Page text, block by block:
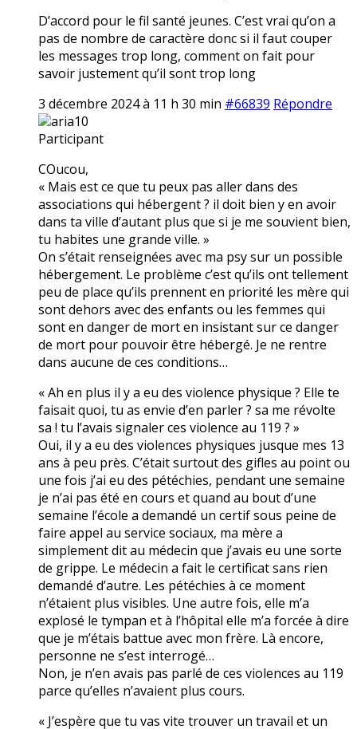
D’accord pour le fil santé jeunes. C’est vrai qu’on a
pas de nombre de caractère donc si il faut couper
les messages trop long, comment on fait pour
savoir justement qu’il sont trop long
3 décembre 2024 à 11 h 30 min #66839 Répondre
aria10
Participant
COucou,
« Mais est ce que tu peux pas aller dans des
associations qui hébergent ? il doit bien y en avoir
dans ta ville d’autant plus que si je me souvient bien,
tu habites une grande ville. »
On s’était renseignées avec ma psy sur un possible
hébergement. Le problème c’est qu’ils ont tellement
peu de place qu’ils prennent en priorité les mère qui
sont dehors avec des enfants ou les femmes qui
sont en danger de mort en insistant sur ce danger
de mort pour pouvoir être hébergé. Je ne rentre
dans aucune de ces conditions…
« Ah en plus il y a eu des violence physique ? Elle te
faisait quoi, tu as envie d’en parler ? sa me révolte
sa ! tu l’avais signaler ces violence au 119 ? »
Oui, il y a eu des violences physiques jusque mes 13
ans à peu près. C’était surtout des gifles au point ou
une fois j’ai eu des pétéchies, pendant une semaine
je n’ai pas été en cours et quand au bout d’une
semaine l’école a demandé un certif sous peine de
faire appel au service sociaux, ma mère a
simplement dit au médecin que j’avais eu une sorte
de grippe. Le médecin a fait le certificat sans rien
demandé d’autre. Les pétéchies à ce moment
n’étaient plus visibles. Une autre fois, elle m’a
explosé le tympan et à l’hôpital elle m’a forcée à dire
que je m’étais battue avec mon frère. Là encore,
personne ne s’est interrogé…
Non, je n’en avais pas parlé de ces violences au 119
parce qu’elles n’avaient plus cours.
« J’espère que tu vas vite trouver un travail et un